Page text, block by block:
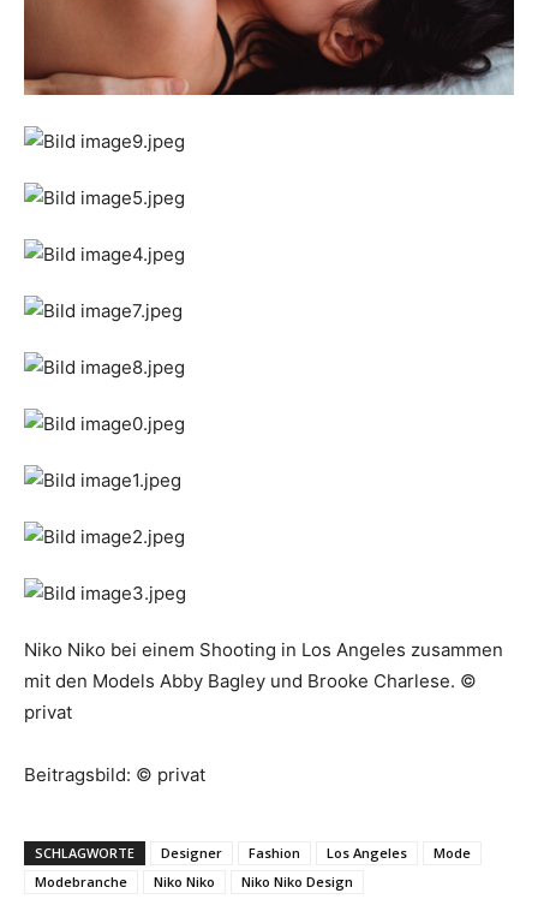
Niko Niko bei einem Shooting in Los Angeles zusammen
mit den Models Abby Bagley und Brooke Charlese. ©
privat
Beitragsbild: © privat
SCHLAGWORTE Designer Fashion Los Angeles
Mode
Modebranche
Niko Niko Niko Niko Design